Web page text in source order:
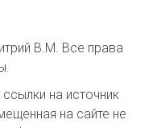
В.М. Все права
на источник
на сайте не